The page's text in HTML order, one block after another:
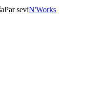
Par seviN'Works